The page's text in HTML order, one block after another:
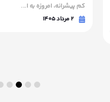
کم پیشرانه، امروزه به ا...
۲ مرداد ۱۴۰۵